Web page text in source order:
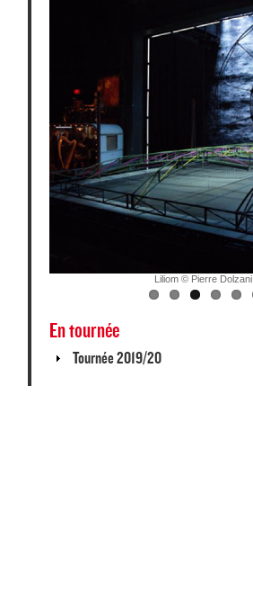
Liliom © Pierre Dolzani
En tournée
Afficher
Tournée 2019/20